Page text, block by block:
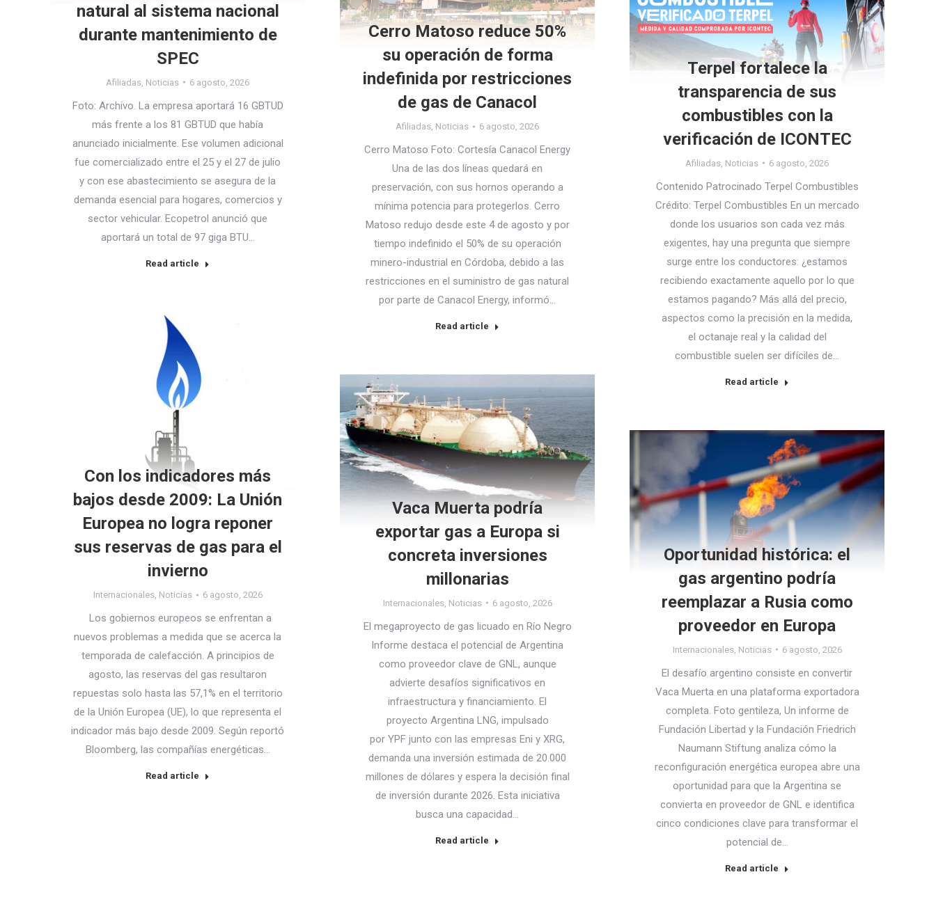
natural al sistema nacional
durante mantenimiento de
SPEC
Afiliadas Noticias 6 agosto, 2026
Foto: Archivo. La empresa aportará 16 GBTUD
más frente a los 81 GBTUD que había
anunciado inicialmente. Ese volumen adicional
fue comercializado entre el 25 y el 27 de julio
y con ese abastecimiento se asegura de la
demanda esencial para hogares, comercios y
sector vehicular. Ecopetrol anunció que
aportará un total de 97 giga BTU…
Read article
Cerro Matoso reduce 50%
su operación de forma
indefinida por restricciones
de gas de Canacol
Afiliadas, Noticias 6 agosto, 2026
Cerro Matoso Foto: Cortesía Canacol Energy
Una de las dos líneas quedará en
preservación, con sus hornos operando a
mínima potencia para protegerlos. Cerro
Matoso redujo desde este 4 de agosto y por
tiempo indefinido el 50% de su operación
minero-industrial en Córdoba, debido a las
restricciones en el suministro de gas natural
por parte de Canacol Energy, informó…
Read article
Terpel fortalece la
transparencia de sus
combustibles con la
verificación de ICONTEC
Afiliadas Noticias 6 agosto, 2026
Contenido Patrocinado Terpel Combustibles
Crédito: Terpel Combustibles En un mercado
donde los usuarios son cada vez más
exigentes, hay una pregunta que siempre
surge entre los conductores: ¿estamos
recibiendo exactamente aquello por lo que
estamos pagando? Más allá del precio,
aspectos como la precisión en la medida,
el octanaje real y la calidad del
combustible suelen ser difíciles de…
Read article
Con los indicadores más
bajos desde 2009: La Unión
Europea no logra reponer
sus reservas de gas para el
invierno
Internacionales, Noticias 6 agosto, 2026
Los gobiernos europeos se enfrentan a
nuevos problemas a medida que se acerca la
temporada de calefacción. A principios de
agosto, las reservas del gas resultaron
repuestas solo hasta las 57,1% en el territorio
de la Unión Europea (UE), lo que representa el
indicador más bajo desde 2009. Según reportó
Bloomberg, las compañías energéticas…
Read article
Vaca Muerta podría
exportar gas a Europa si
concreta inversiones
millonarias
Internacionales, Noticias 6 agosto, 2026
El megaproyecto de gas licuado en Río Negro
Informe destaca el potencial de Argentina
como proveedor clave de GNL, aunque
advierte desafíos significativos en
infraestructura y financiamiento. El
proyecto Argentina LNG, impulsado
por YPF junto con las empresas Eni y XRG,
demanda una inversión estimada de 20.000
millones de dólares y espera la decisión final
de inversión durante 2026. Esta iniciativa
busca una capacidad…
Read article
Oportunidad histórica: el
gas argentino podría
reemplazar a Rusia como
proveedor en Europa
Internacionales, Noticias 6 agosto, 2026
El desafío argentino consiste en convertir
Vaca Muerta en una plataforma exportadora
completa. Foto gentileza, Un informe de
Fundación Libertad y la Fundación Friedrich
Naumann Stiftung analiza cómo la
reconfiguración energética europea abre una
oportunidad para que la Argentina se
convierta en proveedor de GNL e identifica
cinco condiciones clave para transformar el
potencial de…
Read article